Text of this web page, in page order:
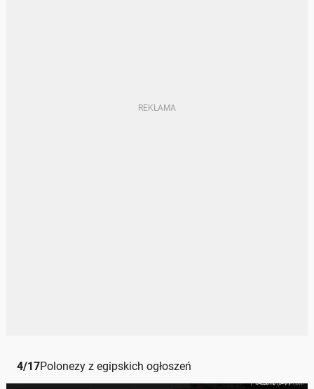
4/17Polonezy z egipskich ogłoszeń